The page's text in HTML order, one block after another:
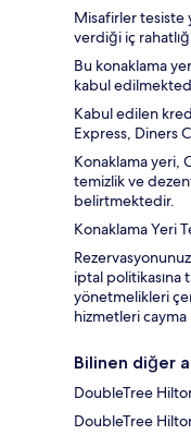
Misafirler tesiste
verdiği iç
Bu konaklama
kabul
Kabul edilen
Express, Diners
Konaklama yeri,
temizlik ve
belirtmektedir.
Konaklama Yeri
iptal politikasına
yönetmelikleri
hizmetleri
Bilinen diğer
DoubleTree
DoubleTree